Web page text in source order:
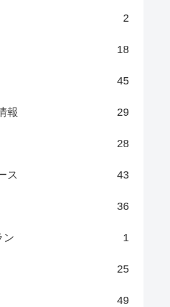
2
18
45
報 29
28
ス 43
36
ン 1
25
49